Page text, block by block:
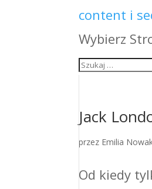
content i
Wybierz
Jack
przez Emilia
Od kiedy